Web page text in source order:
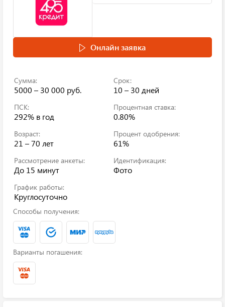
Онлайн заявка
Сумма:
5000 – 30 000 руб.
Срок:
10 – 30 дней
ПСК:
292% в год
Процентная ставка:
0.80%
Возраст:
21 – 70 лет
Процент одобрения:
61%
Рассмотрение анкеты:
До 15 минут
Идентификация:
Фото
График работы:
Круглосуточно
Способы получения:
Варианты погашения: